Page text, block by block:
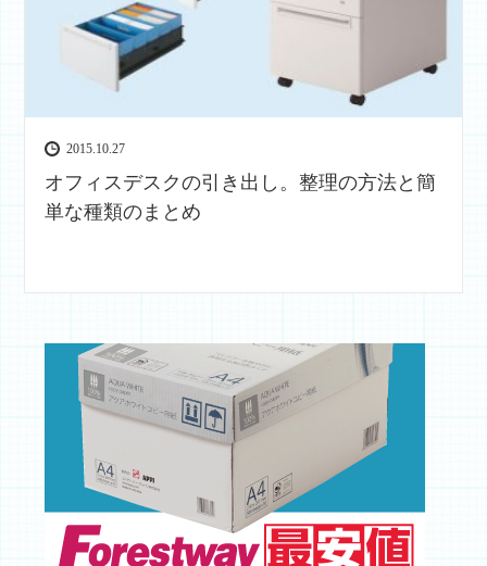
2015.10.27
オフィスデスクの引き出し。整理の方法と簡
単な種類のまとめ